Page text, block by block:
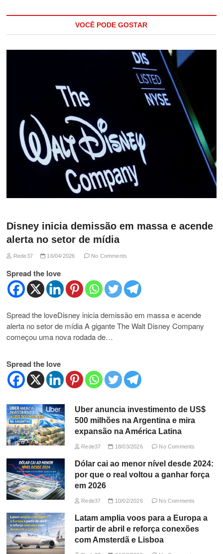
VOCÊ PODE GOSTAR
Disney inicia demissão em massa e acende
alerta no setor de mídia
Rede37 16/04/2026 No Comments
Spread the love
Spread the loveDisney inicia demissão em massa e acende
alerta no setor de mídia A gigante The Walt Disney Company
começou uma nova rodada de…
Spread the love
Uber anuncia investimento de US$
500 milhões na Argentina e mira
expansão na América Latina
Rede37 18/03/2026 No Comments
Dólar cai ao menor nível desde 2024:
por que o real voltou a ganhar força
em 2026
Rede37 10/02/2026 No Comments
Latam amplia voos para a Europa a
partir de abril e reforça conexões
com Amsterdã e Lisboa